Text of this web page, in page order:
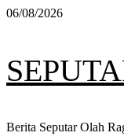
Skip
06/08/2026
Berita Seputar Olah